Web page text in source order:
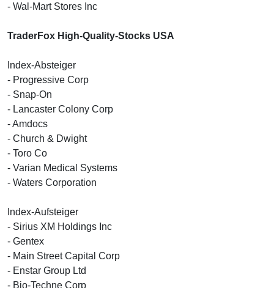
- Wal-Mart Stores Inc
TraderFox High-Quality-Stocks USA
Index-Absteiger
- Progressive Corp
- Snap-On
- Lancaster Colony Corp
- Amdocs
- Church & Dwight
- Toro Co
- Varian Medical Systems
- Waters Corporation
Index-Aufsteiger
- Sirius XM Holdings Inc
- Gentex
- Main Street Capital Corp
- Enstar Group Ltd
- Bio-Techne Corp